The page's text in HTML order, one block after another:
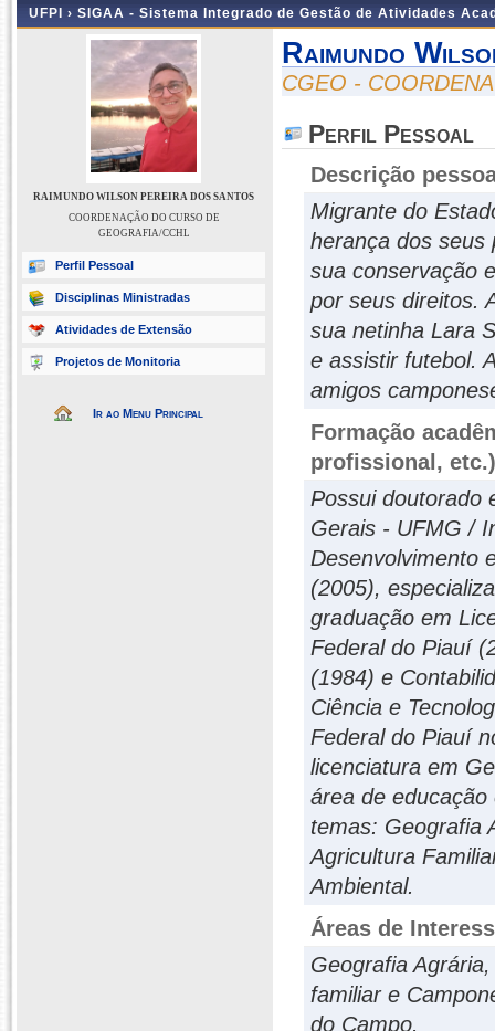
UFPI › SIGAA - Sistema Integrado de Gestão de Atividades
RAIMUNDO WILSON PEREIRA DOS SANTOS
COORDENAÇÃO DO CURSO DE
GEOGRAFIA/CCHL
Perfil Pessoal
Disciplinas Ministradas
Atividades de Extensão
Projetos de Monitoria
Ir ao Menu Principal
Raimundo
CGEO -
Perfil Pessoal
Descrição
Migrante do
herança dos seus
sua conservação
por seus direitos.
sua netinha Lara
e assistir futebol.
amigos
Formação
profissional, etc.)
Possui doutorado
Gerais - UFMG /
Desenvolvimento
(2005),
graduação em
Federal do Piauí
(1984) e
Ciência e
Federal do Piauí
licenciatura em
área de
temas: Geografia
Agricultura
Ambiental.
Áreas de
Geografia
familiar e
do Campo.